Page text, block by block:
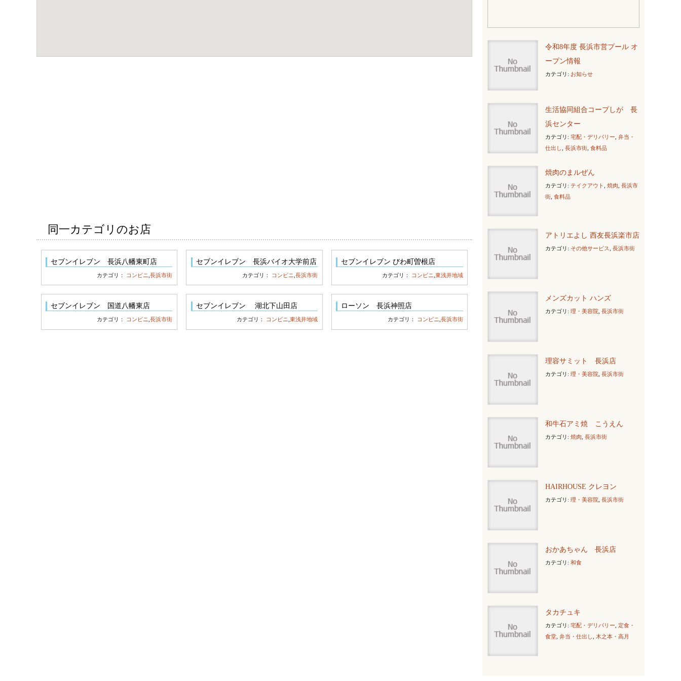
同一カテゴリのお店
セブンイレブン 長浜八幡東町店
カテゴリ： コンビニ ,長浜市街
セブンイレブン 長浜バイオ大学前店
カテゴリ： コンビニ ,長浜市街
セブンイレブン びわ町曽根店
カテゴリ： コンビニ 東浅井地域
セブンイレブン 国道八幡東店
カテゴリ： コンビニ ,長浜市街
セブンイレブン 湖北下山田店
カテゴリ： コンビニ ,東浅井地域
ローソン 長浜神照店
カテゴリ： コンビニ 長浜市街
令和8年度 長浜市営プール オ
ープン情報
カテゴリ: お知らせ
生活協同組合コープしが 長
浜センター
カテゴリ: 宅配・デリバリー 弁当・
仕出し
長浜市街 食料品
焼肉のまルぜん
カテゴリ: テイクアウト 焼肉 長浜市
街 食料品
アトリエよし 西友長浜楽市店
カテゴリ: その他サービス 長浜市街
メンズカット ハンズ
カテゴリ: 理・美容院 長浜市街
理容サミット 長浜店
カテゴリ: 理・美容院 長浜市街
和牛石アミ焼 こうえん
カテゴリ: 焼肉 長浜市街
HAIRHOUSE クレヨン
カテゴリ: 理・美容院 長浜市街
おかあちゃん 長浜店
カテゴリ: 和食
タカチュキ
カテゴリ: 宅配・デリバリー 定食・
食堂 弁当・仕出し 木之本・高月